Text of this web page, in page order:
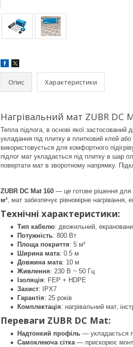
Опис Характеристики
Нагрівальний мат ZUBR DC
Тепла підлога, в основі якої застосований
укладання під плитку в плитковий клей
використовується для комфортного
підлог мат укладається під плитку в шар
повертати мат в зворотному напрямку.
ZUBR DC Mat 160 — це готове рішення для
м², мат забезпечує рівномірне нагрівання,
Технічні характеристики:
Тип кабелю: двожильний,
Потужність: 800 Вт
Площа покриття: 5 м²
Ширина мата: 0.5 м
Довжина мата: 10 м
Живлення: 230 В ~ 50 Гц
Ізоляція: FEP + HDPE
Захист: IPX7
Гарантія: 25 років
Комплектація: нагрівальний мат,
Переваги ZUBR DC Mat:
Надтонкий профіль — укладається
Самоклеюча сітка— прискорює